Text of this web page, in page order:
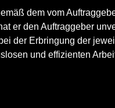
dem vom
er den Auftraggeber
der Erbringung der
und effizienten